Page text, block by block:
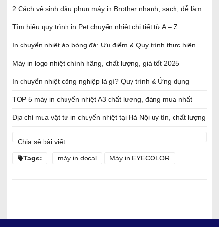
2 Cách vệ sinh đầu phun máy in Brother nhanh, sạch, dễ làm
Tìm hiểu quy trình in Pet chuyển nhiệt chi tiết từ A – Z
In chuyển nhiệt áo bóng đá: Ưu điểm & Quy trình thực hiện
Máy in logo nhiệt chính hãng, chất lượng, giá tốt 2025
In chuyển nhiệt công nghiệp là gì? Quy trình & Ứng dụng
TOP 5 máy in chuyển nhiệt A3 chất lượng, đáng mua nhất
Địa chỉ mua vật tư in chuyển nhiệt tại Hà Nội uy tín, chất lượng
Chia sẻ bài viết:
Tags: máy in decal Máy in EYECOLOR